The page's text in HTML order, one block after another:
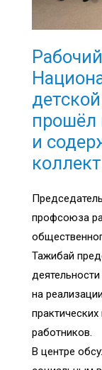
прошёл
и
профсоюза
Тажибай
на
работников.
В центре